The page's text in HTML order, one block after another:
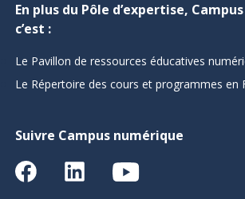
En plus du Pôle d’expertise,
c’est :
Le Pavillon de ressources éducatives
Le Répertoire des cours et programmes en
Suivre Campus numérique